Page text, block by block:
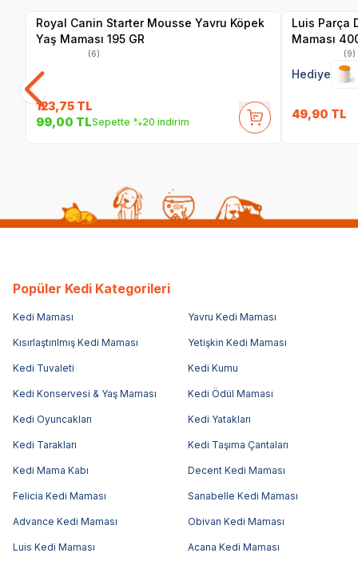
Royal Canin Starter Mousse Yavru Köpek
Yaş Maması 195 GR
(6)
123,75 TL
99,00 TLSepette %20 indirim
Luis Parça
Maması
(9)
Hediye
49,90 TL
Popüler Kedi Kategorileri
Kedi Maması Yavru Kedi Maması
Kısırlaştırılmış Kedi Maması Yetişkin Kedi Maması
Kedi Tuvaleti Kedi Kumu
Kedi Konservesi & Yaş Maması Kedi Ödül Maması
Kedi Oyuncakları Kedi Yatakları
Kedi Tarakları Kedi Taşıma Çantaları
Kedi Mama Kabı Decent Kedi Maması
Felicia Kedi Maması Sanabelle Kedi Maması
Advance Kedi Maması Obivan Kedi Maması
Luis Kedi Maması Acana Kedi Maması